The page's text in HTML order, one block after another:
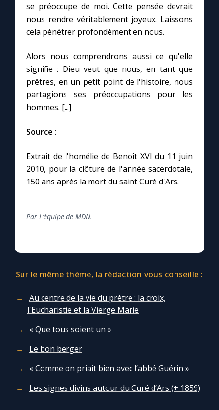
se préoccupe de moi. Cette pensée devrait
nous rendre véritablement joyeux. Laissons
cela pénétrer profondément en nous.
Alors nous comprendrons aussi ce qu'elle
signifie : Dieu veut que nous, en tant que
prêtres, en un petit point de l'histoire, nous
partagions ses préoccupations pour les
hommes. [...]
Source :
Extrait de l'homélie de Benoît XVI du 11 juin
2010, pour la clôture de l'année sacerdotale,
150 ans après la mort du saint Curé d'Ars.
Par L’équipe de MDN.
Sur le même thème, la rédaction vous conseille :
Au centre de la vie du prêtre : la croix,
l'Eucharistie et la Vierge Marie
« Que tous soient un »
Le bon berger
« Comme on priait bien avec l’abbé Guérin »
Les signes divins autour du Curé d’Ars (+ 1859)